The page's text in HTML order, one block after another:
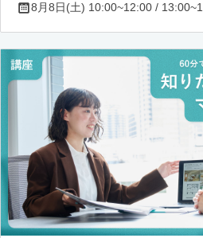
8月8日(土) 10:00~12:00 /